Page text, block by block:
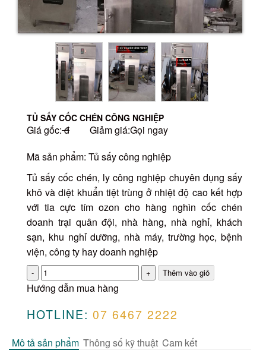
TỦ SẤY CỐC CHÉN CÔNG NGHIỆP
Giá gốc:đ
Giảm giá:Gọi ngay
Mã sản phẩm: Tủ sấy công nghiệp
Tủ sấy cốc chén, ly công nghiệp chuyên dụng sấy
khô và diệt khuẩn tiệt trùng ở nhiệt độ cao kết hợp
với tia cực tím ozon cho hàng nghìn cốc chén
doanh trại quân đội, nhà hàng, nhà nghỉ, khách
sạn, khu nghỉ dưỡng, nhà máy, trường học, bệnh
viện, công ty hay doanh nghiệp
Số
lượng
Hướng dẫn mua hàng
HOTLINE: 07 6467 2222
Mô tả sản phẩm Thông số kỹ thuật Cam kết